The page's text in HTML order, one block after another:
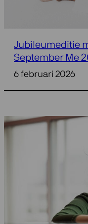
Jubileumeditie
September Me
6 februari 2026